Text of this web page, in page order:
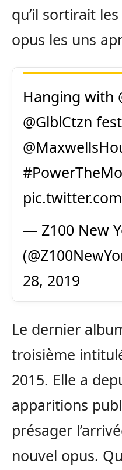
qu’il sortirait
opus les uns
Hanging with
@GlblCtzn
— Z100 New
28, 2019
Le dernier
troisième
2015. Elle a
apparitions
présager
nouvel opus.